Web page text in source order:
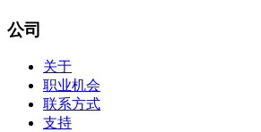
公司
关于
职业机会
联系方式
支持